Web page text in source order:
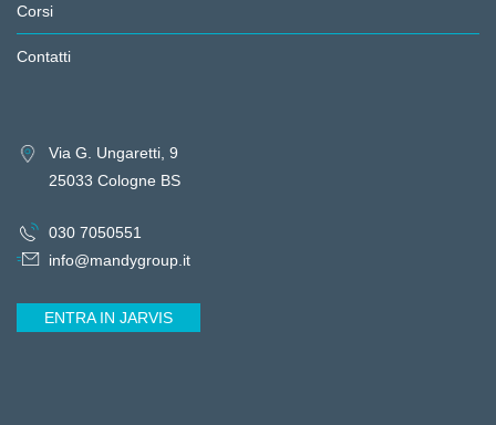
Corsi
Contatti
Via G. Ungaretti, 9
25033 Cologne BS
030 7050551
info@mandygroup.it
ENTRA IN JARVIS